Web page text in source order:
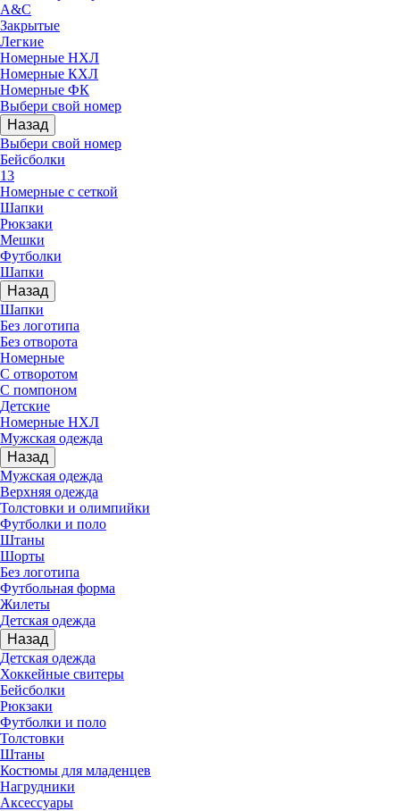
A&C
Закрытые
Легкие
Номерные НХЛ
Номерные КХЛ
Номерные ФК
Выбери свой номер
Назад
Выбери свой номер
Бейсболки
13
Номерные с сеткой
Шапки
Рюкзаки
Мешки
Футболки
Шапки
Назад
Шапки
Без логотипа
Без отворота
Номерные
С отворотом
С помпоном
Детские
Номерные НХЛ
Мужская одежда
Назад
Мужская одежда
Верхняя одежда
Толстовки и олимпийки
Футболки и поло
Штаны
Шорты
Без логотипа
Футбольная форма
Жилеты
Детская одежда
Назад
Детская одежда
Хоккейные свитеры
Бейсболки
Рюкзаки
Футболки и поло
Толстовки
Штаны
Костюмы для младенцев
Нагрудники
Аксессуары